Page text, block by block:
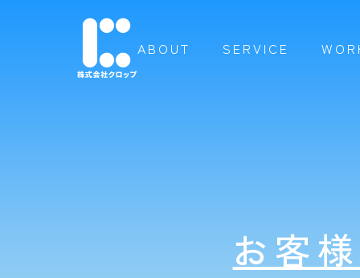
ABOUT SERVICE
お客